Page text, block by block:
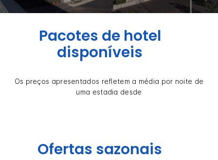
Pacotes de hotel
disponíveis
Os preços apresentados refletem a média por noite de
uma estadia desde
Ofertas sazonais